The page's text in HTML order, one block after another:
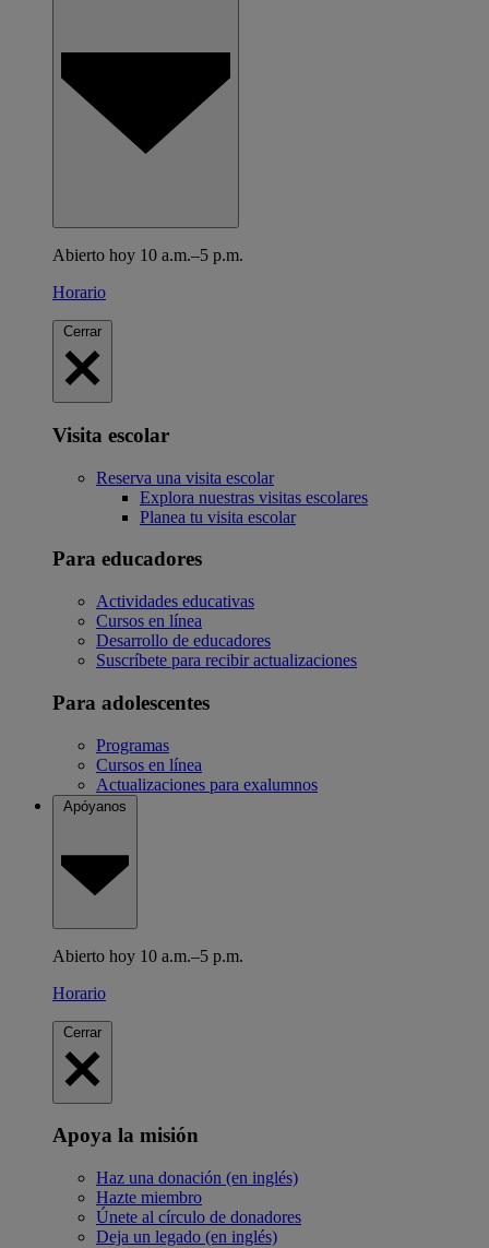
Abierto hoy 10 a.m.–5 p.m.
Horario
Cerrar
Visita escolar
Reserva una visita escolar
Explora nuestras visitas escolares
Planea tu visita escolar
Para educadores
Actividades educativas
Cursos en línea
Desarrollo de educadores
Suscríbete para recibir actualizaciones
Para adolescentes
Programas
Cursos en línea
Actualizaciones para exalumnos
Apóyanos
Abierto hoy 10 a.m.–5 p.m.
Horario
Cerrar
Apoya la misión
Haz una donación (en inglés)
Hazte miembro
Únete al círculo de donadores
Deja un legado (en inglés)